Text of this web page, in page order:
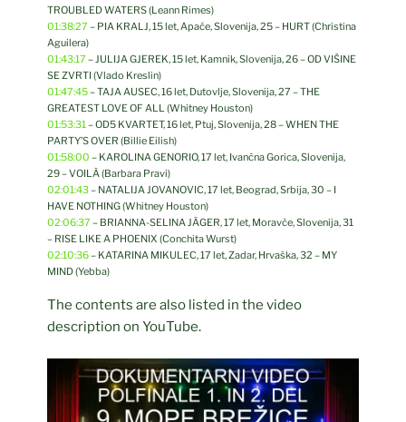
TROUBLED WATERS (Leann Rimes)
01:38:27 – PIA KRALJ, 15 let, Apače, Slovenija, 25 – HURT (Christina
Aguilera)
01:43:17 – JULIJA GJEREK, 15 let, Kamnik, Slovenija, 26 – OD VIŠINE
SE ZVRTI (Vlado Kreslin)
01:47:45– TAJA AUSEC, 16 let, Dutovlje, Slovenija, 27 – THE
GREATEST LOVE OF ALL (Whitney Houston)
01:53:31 – OD5 KVARTET, 16 let, Ptuj, Slovenija, 28 – WHEN THE
PARTY’S OVER (Billie Eilish)
01:58:00 – KAROLINA GENORIO, 17 let, Ivančna Gorica, Slovenija,
29 – VOILÀ (Barbara Pravi)
02:01:43– NATALIJA JOVANOVIC, 17 let, Beograd, Srbija, 30 – I
HAVE NOTHING (Whitney Houston)
02:06:37 – BRIANNA-SELINA JÃGER, 17 let, Moravče, Slovenija, 31
– RISE LIKE A PHOENIX (Conchita Wurst)
02:10:36– KATARINA MIKULEC, 17 let, Zadar, Hrvaška, 32 – MY
MIND (Yebba)
The contents are also listed in the video
description on YouTube.